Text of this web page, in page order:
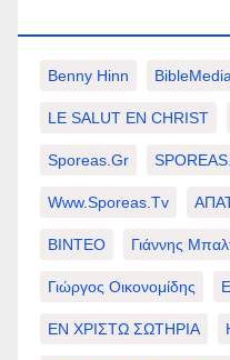
Benny Hinn
LE SALUT EN CHRIST
Sporeas.gr
Www.sporeas.tv
ΒΙΝΤΕΟ Γιάννης
Γιώργος Οικονομίδης
ΕΝ ΧΡΙΣΤΩ ΣΩΤΗΡΙΑ